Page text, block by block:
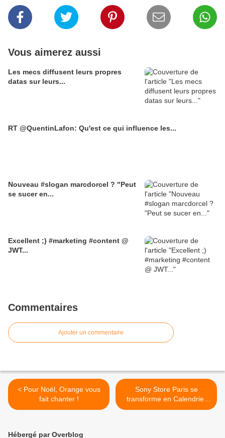
Vous aimerez aussi
Les mecs diffusent leurs propres
datas sur leurs...
RT @QuentinLafon: Qu'est ce qui influence les...
Nouveau #slogan marcdorcel ? "Peut
se sucer en...
Excellent ;) #marketing #content @
JWT...
Commentaires
Ajouter un commentaire
< Pour Noël, Orange vous
fait chanter !
Sony Store Paris se
transforme en Calendrier
de l'Avent géant ! >
Hébergé par Overblog